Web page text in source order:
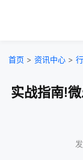
首页 > 资讯中心 >
实战指南!